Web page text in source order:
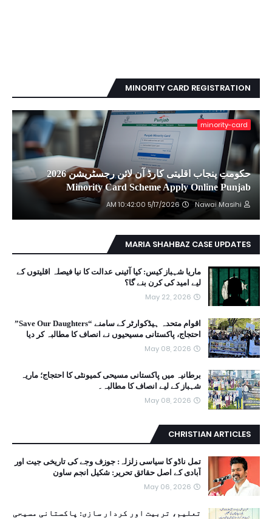
MINORITY CARD REGISTRATION
minority-card
حکومتِ پنجاب اقلیتی کارڈ آن لائن رجسٹریشن 2026
Minority Card Scheme Apply Online Punjab
Nawai Masihi
5/17/2026 10:42:00 AM
MARIA SHAHBAZ CASE UPDATES
ماریا شہباز کیس: کیا آئینی عدالت کا نیا فیصلہ اقلیتوں کے
لیے امید کی کرن بنے گا؟
May 22, 2026
اقوام متحدہ ہیڈکوارٹر کے سامنے “Save Our Daughters”
احتجاج، پاکستانی مسیحیوں نے انصاف کا مطالبہ کر دیا
May 08, 2026
برطانیہ میں پاکستانی مسیحی کمیونٹی کا احتجاج؛ ماریہ
شہباز کے لیے انصاف کا مطالبہ۔
May 08, 2026
CHRISTIAN ARTICLES
تمل ناڈو کا سیاسی زلزلہ: جوزف وجے کی تاریخی جیت اور
آبادی کے اصل حقائق تحریر: شکیل انجم ساون
May 06, 2026
تعلیم، تربیت اور کردار سازی: پاکستانی مسیحی